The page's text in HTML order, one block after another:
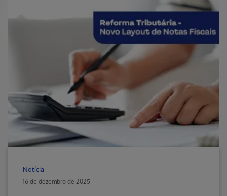
Notícia
16 de dezembro de 2025